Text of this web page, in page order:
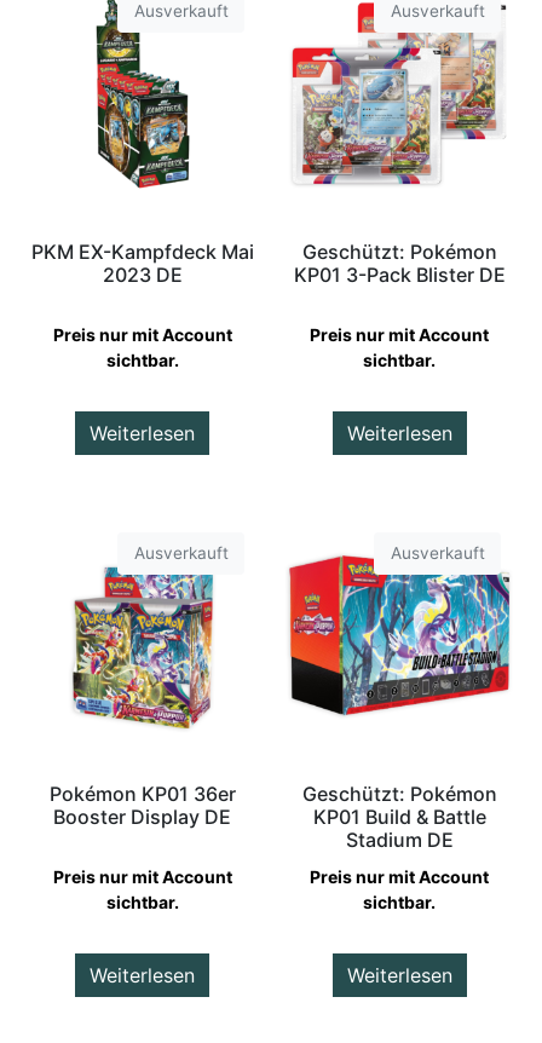
Ausverkauft
PKM EX-Kampfdeck Mai
2023 DE
Preis nur mit Account
sichtbar.
Weiterlesen
Ausverkauft
Geschützt: Pokémon
KP01 3-Pack Blister DE
Preis nur mit Account
sichtbar.
Weiterlesen
Ausverkauft
Pokémon KP01 36er
Booster Display DE
Preis nur mit Account
sichtbar.
Weiterlesen
Ausverkauft
Geschützt: Pokémon
KP01 Build & Battle
Stadium DE
Preis nur mit Account
sichtbar.
Weiterlesen